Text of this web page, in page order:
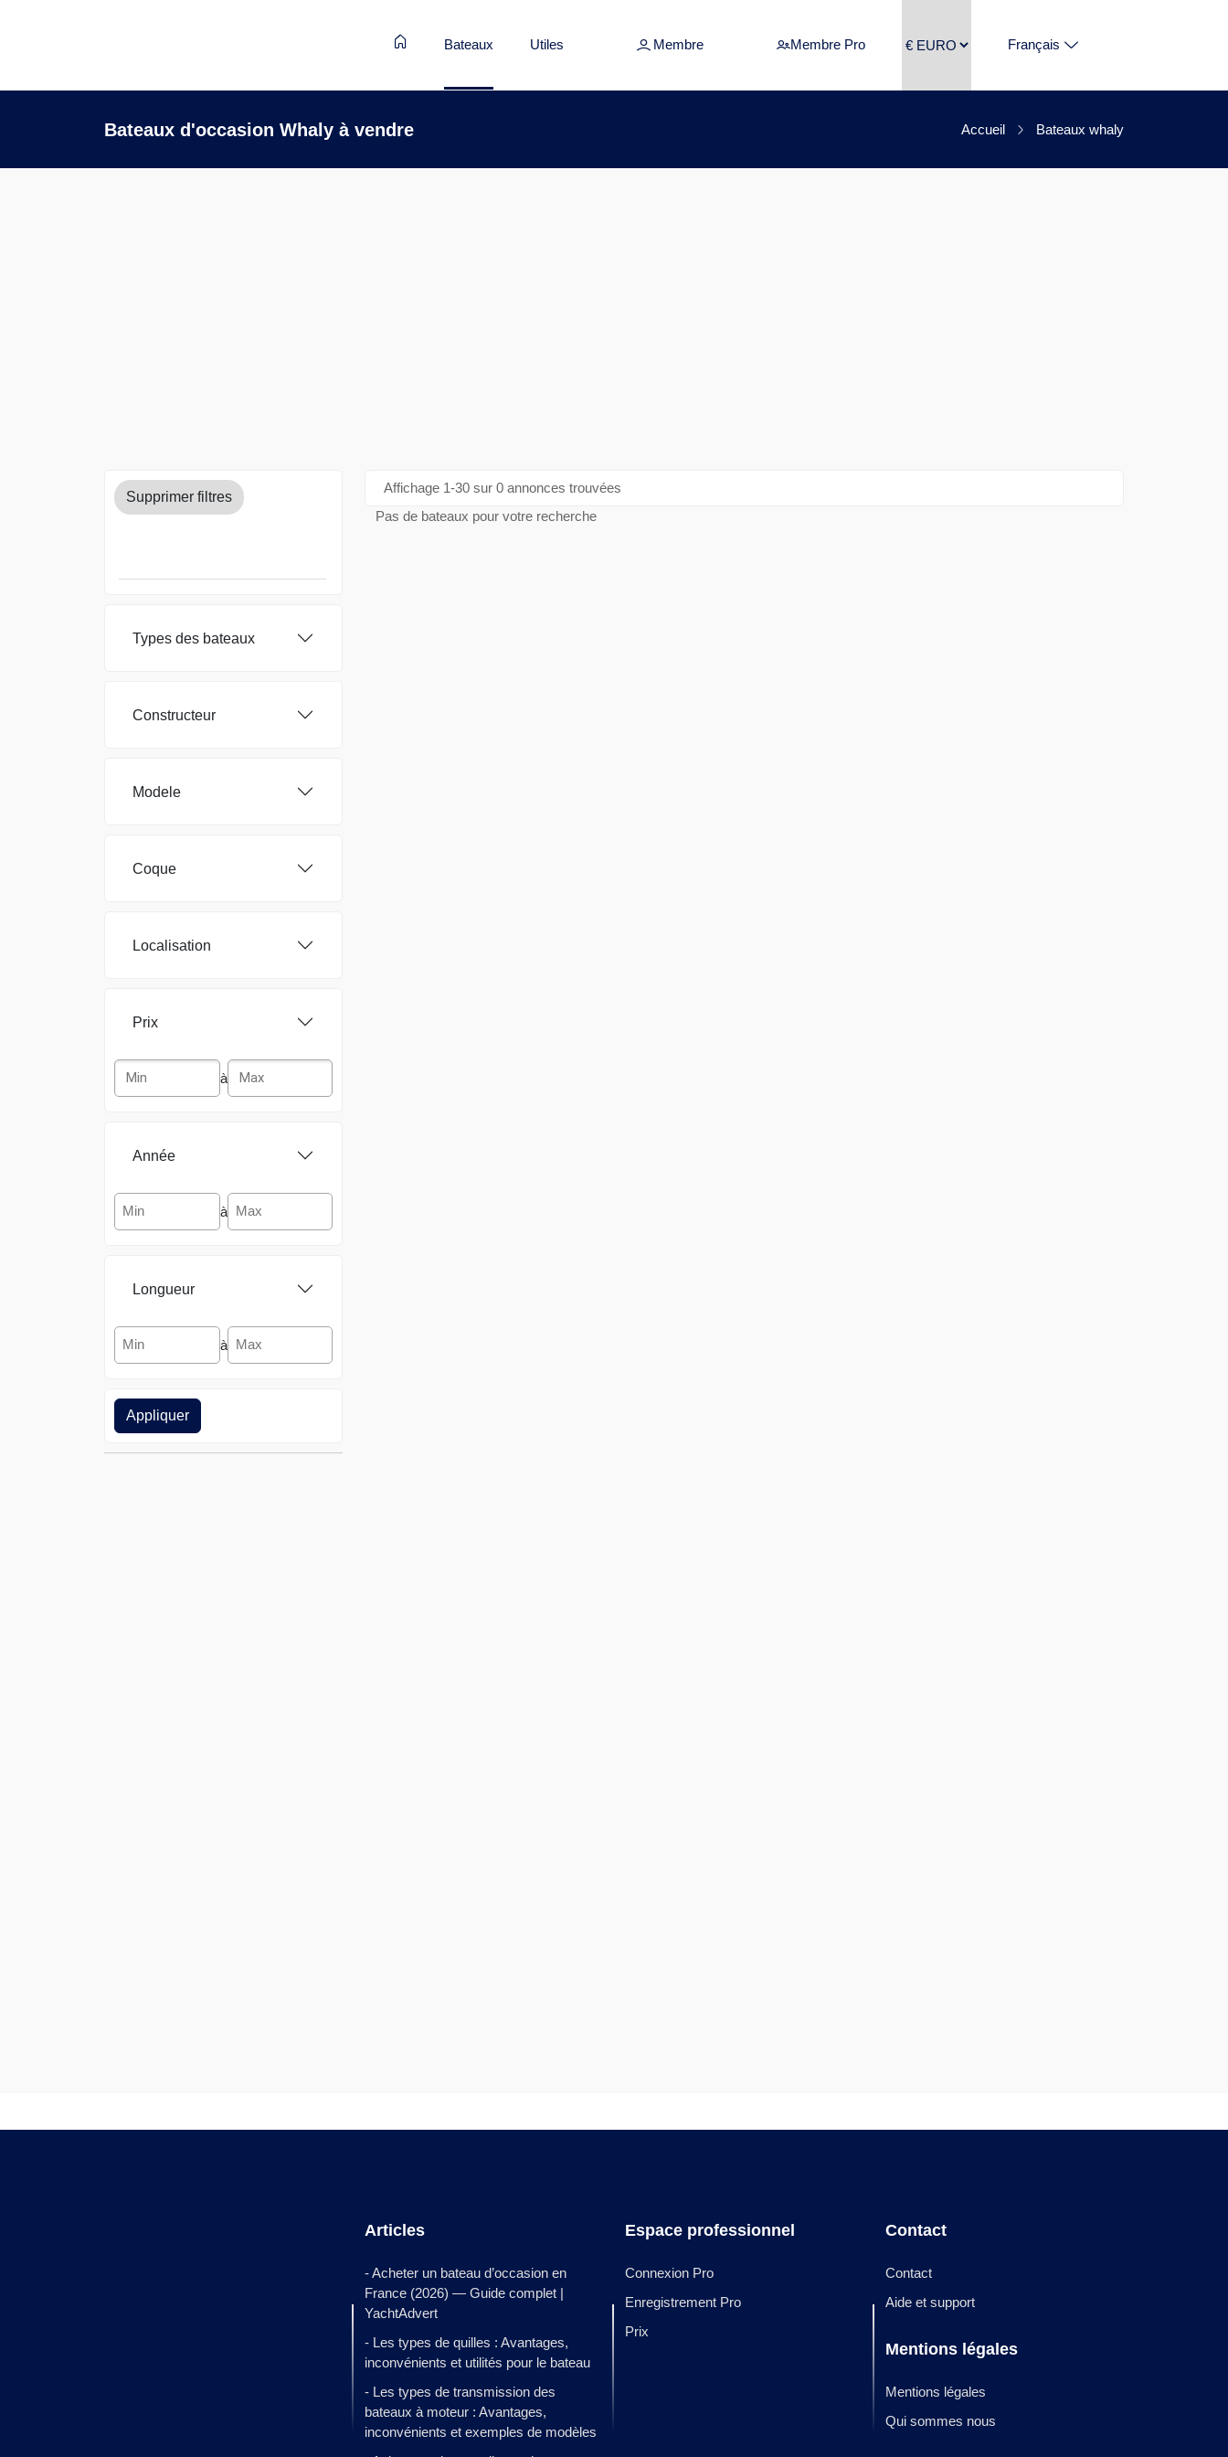
Bateaux Utiles Membre Membre Pro Français
Bateaux d'occasion Whaly à vendre Accueil Bateaux whaly
Supprimer filtres
Types des bateaux
Constructeur
Modele
Coque
Localisation
Prix
à
Année
à
Longueur
à
Appliquer
Affichage 1-30 sur 0 annonces trouvées
Pas de bateaux pour votre recherche
Articles
- Acheter un bateau d’occasion en
France (2026) — Guide complet |
YachtAdvert
- Les types de quilles : Avantages,
inconvénients et utilités pour le bateau
- Les types de transmission des
bateaux à moteur : Avantages,
inconvénients et exemples de modèles
Espace professionnel
Connexion Pro
Enregistrement Pro
Prix
Contact
Contact
Aide et support
Mentions légales
Mentions légales
Qui sommes nous